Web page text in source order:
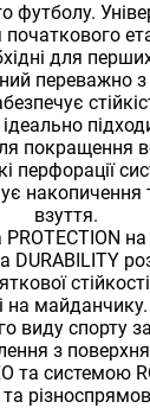
футболу.
для
переважно з
покращення
перфорації
накопичення
взуття.
на
DURABILITY
на майданчику.
виду спорту
з
та системою